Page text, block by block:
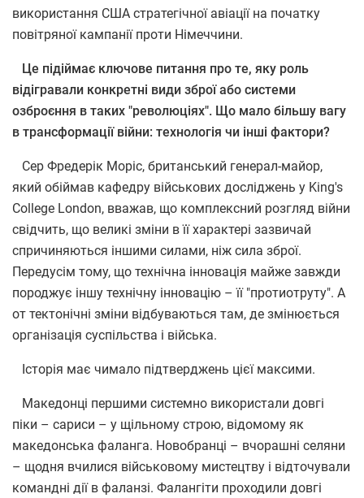
використання США стратегічної авіації на початку
повітряної кампанії проти Німеччини.
Це підіймає ключове питання про те, яку роль
відігравали конкретні види зброї або системи
озброєння в таких "революціях". Що мало більшу вагу
в трансформації війни: технологія чи інші фактори?
Сер Фредерік Моріс, британський генерал-майор,
який обіймав кафедру військових досліджень у King's
College London, вважав, що комплексний розгляд війни
свідчить, що великі зміни в її характері зазвичай
спричиняються іншими силами, ніж сила зброї.
Передусім тому, що технічна інновація майже завжди
породжує іншу технічну інновацію – її "протиотруту". А
от тектонічні зміни відбуваються там, де змінюється
організація суспільства і війська.
Історія має чимало підтверджень цієї максими.
Македонці першими системно використали довгі
піки – сариси – у щільному строю, відомому як
македонська фаланга. Новобранці – вчорашні селяни
– щодня вчилися військовому мистецтву і відточували
командні дії в фаланзі. Фалангіти проходили довгі